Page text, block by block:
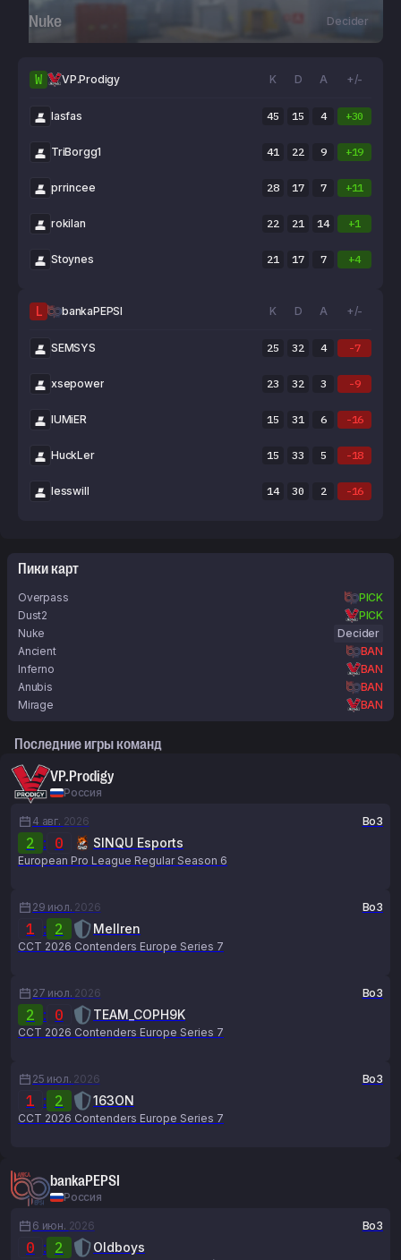
Nuke Decider
W VP.Prodigy K D A +/-
lasfas 45 15 4 +30
TriBorgg1 41 22 9 +19
prrincee 28 17 7 +11
rokilan 22 21 14 +1
Stoynes 21 17 7 +4
L bankaPEPSI K D A +/-
SEMSYS 25 32 4 -7
xsepower 23 32 3 -9
lUMiER 15 31 6 -16
HuckLer 15 33 5 -18
lesswill 14 30 2 -16
Пики карт
Overpass
PICK
Dust2
PICK
Nuke
Decider
Ancient
BAN
Inferno
BAN
Anubis
BAN
Mirage
BAN
Последние игры команд
VP.Prodigy
Россия
4 авг. 2026 Bo3
2 : 0 SINQU Esports
European Pro League Regular Season 6
29 июл. 2026 Bo3
1 : 2 Mellren
CCT 2026 Contenders Europe Series 7
27 июл. 2026 Bo3
2 : 0 TEAM_COPH9K
CCT 2026 Contenders Europe Series 7
25 июл. 2026 Bo3
1 : 2 163ON
CCT 2026 Contenders Europe Series 7
bankaPEPSI
Россия
6 июн. 2026 Bo3
0 : 2 Oldboys